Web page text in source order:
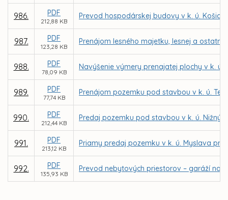
986. PDF
212,88 KB
Prevod hospodárskej budovy v k. ú.
987. PDF
123,28 KB
Prenájom lesného majetku, lesnej a
988. PDF
78,09 KB
Navýšenie výmery prenajatej plochy v k.
989. PDF
77,74 KB
Prenájom pozemku pod stavbou v k. ú.
990. PDF
212,44 KB
Predaj pozemku pod stavbou v k. ú. Nižný
991. PDF
213,12 KB
Priamy predaj pozemku v k. ú. Myslava pre
992. PDF
135,93 KB
Prevod nebytových priestorov – garáží na